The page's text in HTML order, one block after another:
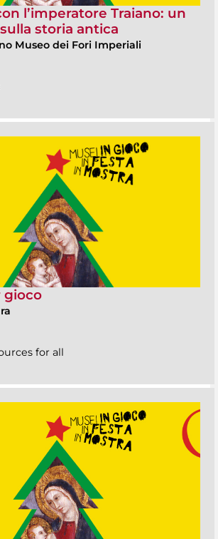
l’imperatore Traiano: un
storia antica
Museo dei Fori Imperiali
gioco
for all